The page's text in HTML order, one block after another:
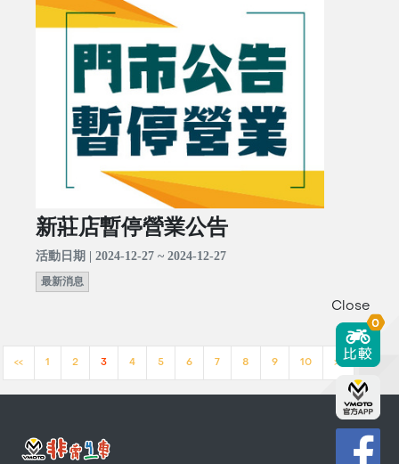
新莊店暫停營業公告
活動日期 | 2024-12-27 ~ 2024-12-27
最新消息
<< 1 2 3 4 5 6 7 8 9 10 >>
Close
0